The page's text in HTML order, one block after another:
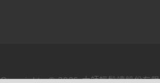
Copyrights © 2026 大師輕鬆讀股份有